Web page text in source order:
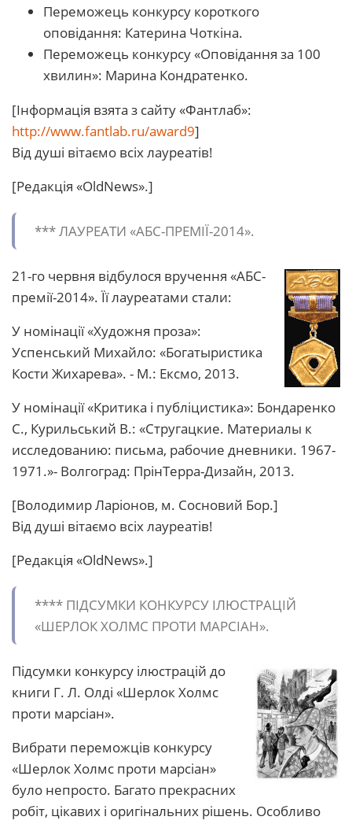
Переможець конкурсу короткого
оповідання: Катерина Чоткіна.
Переможець конкурсу «Оповідання за 100
хвилин»: Марина Кондратенко.
[Інформація взята з сайту «Фантлаб»:
http://www.fantlab.ru/award9]
Від душі вітаємо всіх лауреатів!
[Редакція «OldNews».]
*** ЛАУРЕАТИ «АБС-ПРЕМІЇ-2014».
21-го червня відбулося вручення «АБС-
премії-2014». Її лауреатами стали:
У номінації «Художня проза»:
Успенський Михайло: «Богатыристика
Кости Жихарева». - М.: Ексмо, 2013.
У номінації «Критика і публіцистика»: Бондаренко
С., Курильський В.: «Стругацкие. Материалы к
исследованию: письма, рабочие дневники. 1967-
1971.»- Волгоград: ПрінТерра-Дизайн, 2013.
[Володимир Ларіонов, м. Сосновий Бор.]
Від душі вітаємо всіх лауреатів!
[Редакція «OldNews».]
**** ПІДСУМКИ КОНКУРСУ ІЛЮСТРАЦІЙ
«ШЕРЛОК ХОЛМС ПРОТИ МАРСІАН».
Підсумки конкурсу ілюстрацій до
книги Г. Л. Олді «Шерлок Холмс
проти марсіан».
Вибрати переможців конкурсу
«Шерлок Холмс проти марсіан»
було непросто. Багато прекрасних
робіт, цікавих і оригінальних рішень. Особливо